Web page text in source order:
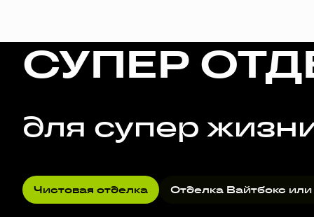
СУПЕР
для супер
Чистовая отделка Отделка Вайтбокс